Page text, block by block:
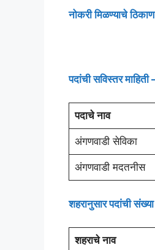
नोकरी मिळण्याचे
पदांची सविस्तर माहिती
पदाचे नाव
अंगणवाडी सेविका
अंगणवाडी मदतनीस
शहरानुसार पदांची
शहराचे नाव